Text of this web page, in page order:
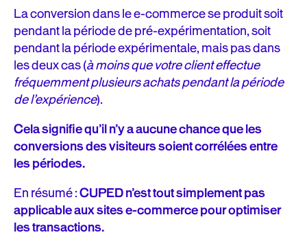
La conversion dans le e-commerce se produit soit
pendant la période de pré-expérimentation, soit
pendant la période expérimentale, mais pas dans
les deux cas (à moins que votre client effectue
fréquemment plusieurs achats pendant la période
de l’expérience).
Cela signifie qu’il n’y a aucune chance que les
conversions des visiteurs soient corrélées entre
les périodes.
En résumé:CUPED n’est tout simplement pas
applicable aux sites e-commerce pour optimiser
les transactions.